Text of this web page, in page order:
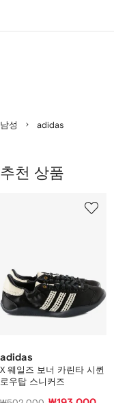
남성 adidas
추천 상품
adidas
X 웨일즈 보너 카린타 시퀸
로우탑 스니커즈